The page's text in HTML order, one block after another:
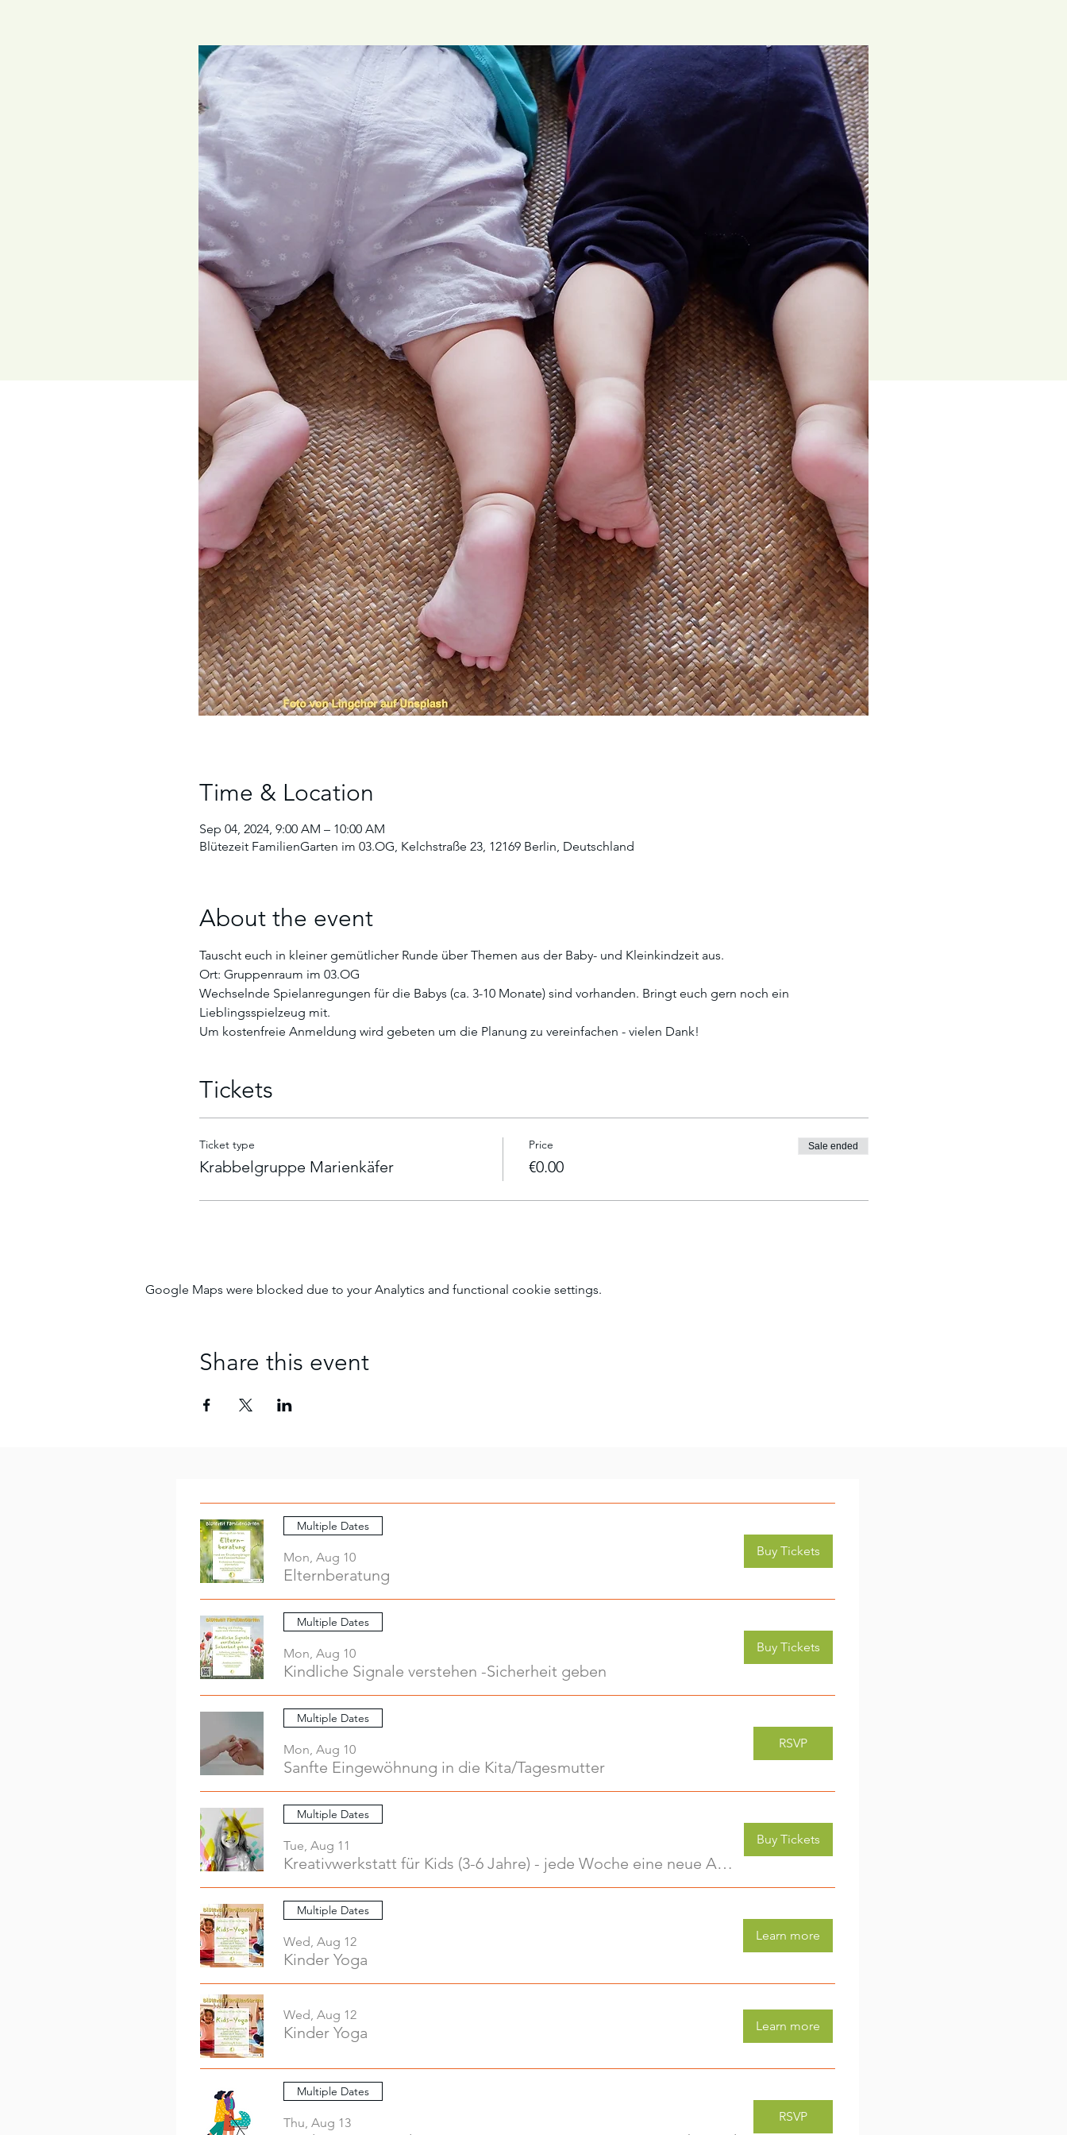
Time & Location
Sep 04, 2024, 9:00 AM – 10:00 AM
Blütezeit FamilienGarten im 03.OG, Kelchstraße 23, 12169 Berlin, Deutschland
About the event
Tauscht euch in kleiner gemütlicher Runde über Themen aus der Baby- und Kleinkindzeit aus.
Ort: Gruppenraum im 03.OG
Wechselnde Spielanregungen für die Babys (ca. 3-10 Monate) sind vorhanden. Bringt euch gern noch ein
Lieblingsspielzeug mit.
Um kostenfreie Anmeldung wird gebeten um die Planung zu vereinfachen - vielen Dank!
Tickets
Ticket type
Krabbelgruppe Marienkäfer
Price
€0.00
Sale ended
Google Maps were blocked due to your Analytics and functional cookie settings.
Share this event
Multiple Dates
Mon, Aug 10
Elternberatung
Buy Tickets
Multiple Dates
Mon, Aug 10
Kindliche Signale verstehen -Sicherheit geben
Buy Tickets
Multiple Dates
Mon, Aug 10
Sanfte Eingewöhnung in die Kita/Tagesmutter
RSVP
Multiple Dates
Tue, Aug 11
Kreativwerkstatt für Kids (3-6 Jahre) - jede Woche eine neue Aktivität (2)
Buy Tickets
Multiple Dates
Wed, Aug 12
Kinder Yoga
Learn more
Wed, Aug 12
Kinder Yoga Learn more
Multiple Dates
Thu, Aug 13 RSVP